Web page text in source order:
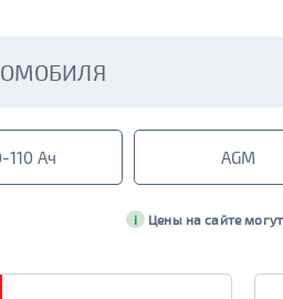
110 Ач AGM
i Цены на сайте